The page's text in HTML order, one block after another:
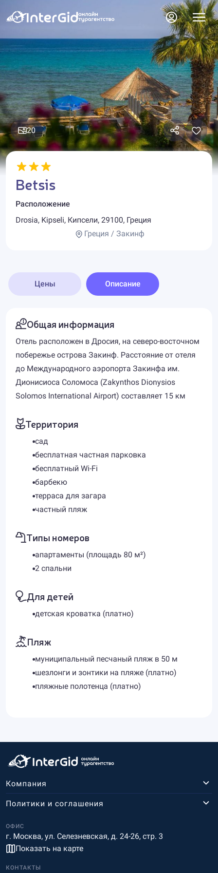
20
Betsis
Расположение
Drosia, Kipseli, Кипсели, 29100, Греция
Греция / Закинф
Цены Описание
Общая информация
Отель расположен в Дросия, на северо-восточном
побережье острова Закинф. Расстояние от отеля
до Международного аэропорта Закинфа им.
Дионисиоса Соломоса (Zakynthos Dionysios
Solomos International Airport) составляет 15 км
Территория
сад
бесплатная частная парковка
бесплатный Wi-Fi
барбекю
терраса для загара
частный пляж
Типы номеров
апартаменты (площадь 80 м²)
2 спальни
Для детей
детская кроватка (платно)
Пляж
муниципальный песчаный пляж в 50 м
шезлонги и зонтики на пляже (платно)
пляжные полотенца (платно)
Компания
ОФИС
г. Москва, ул. Селезневская, д. 24-26, стр. 3
Показать на карте
Политики и соглашения
КОНТАКТЫ